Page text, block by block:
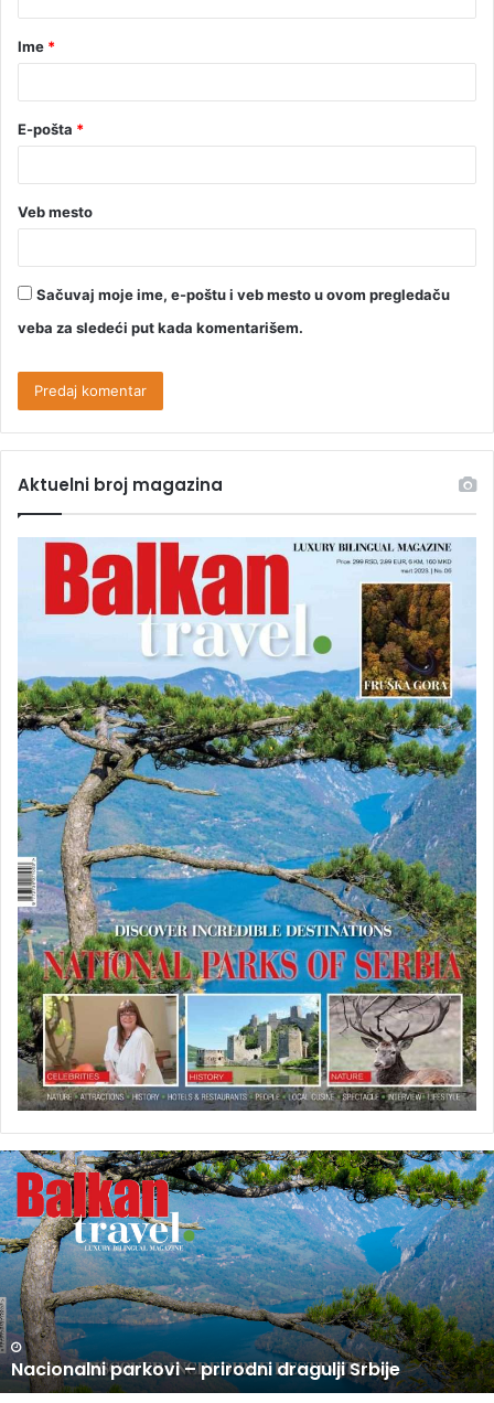
Ime *
E-pošta *
Veb mesto
Sačuvaj moje ime, e-poštu i veb mesto u ovom pregledaču
veba za sledeći put kada komentarišem.
Aktuelni broj magazina
U
P
R
O
D
A
J
I
N
O
V
U PRODAJI NOVI BROJ BALKAN TRAVEL MAGAZINA